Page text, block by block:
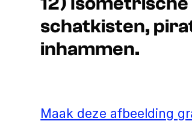
schatkisten,
inhammen.
Maak deze afbeelding